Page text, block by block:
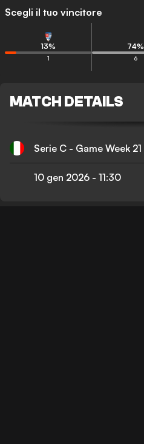
Scegli il tuo vincitore
13%
1
74%
6
MATCH DETAILS
Serie C - Game Week 21
10 gen 2026 - 11:30